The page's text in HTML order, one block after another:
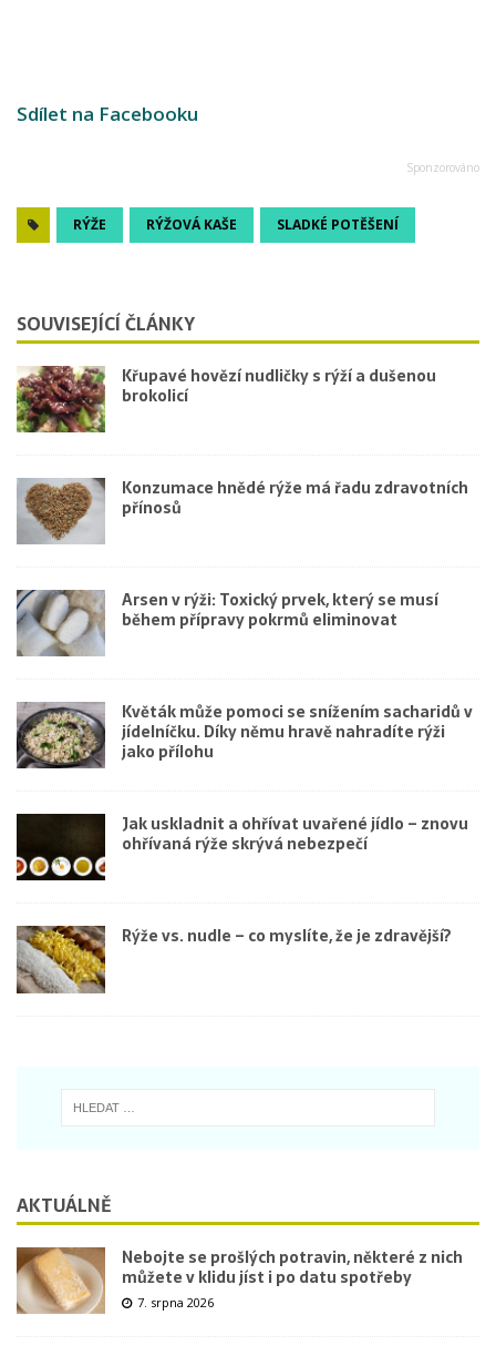
Sdílet na Facebooku
RÝŽE RÝŽOVÁ KAŠE SLADKÉ POTĚŠENÍ
SOUVISEJÍCÍ ČLÁNKY
Křupavé hovězí nudličky s rýží a dušenou
brokolicí
Konzumace hnědé rýže má řadu zdravotních
přínosů
Arsen v rýži: Toxický prvek, který se musí
během přípravy pokrmů eliminovat
Květák může pomoci se snížením sacharidů v
jídelníčku. Díky němu hravě nahradíte rýži
jako přílohu
Jak uskladnit a ohřívat uvařené jídlo – znovu
ohřívaná rýže skrývá nebezpečí
Rýže vs. nudle – co myslíte, že je zdravější?
AKTUÁLNĚ
Nebojte se prošlých potravin, některé z nich
můžete v klidu jíst i po datu spotřeby
7. srpna 2026